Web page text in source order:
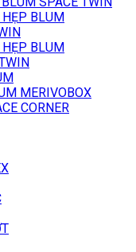
HẸP BLUM
HẸP BLUM
MERIVOBOX
CORNER